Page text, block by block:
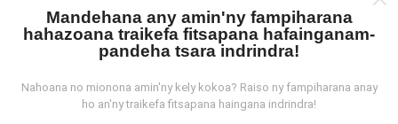
Avy aiza ny rakitra?
amin'ny fampiasana nPerf. Ireo andrana ireo mantsy
dia mamoaka ny rakitra marina teny an-toerana. Raha
Mandehana any amin'ny fampiharana
hahazoana traikefa fitsapana hafainganam-
pandeha tsara indrindra!
Nahoana no mionona amin'ny kely kokoa? Raiso ny fampiharana anay
ho an'ny traikefa fitsapana haingana indrindra!